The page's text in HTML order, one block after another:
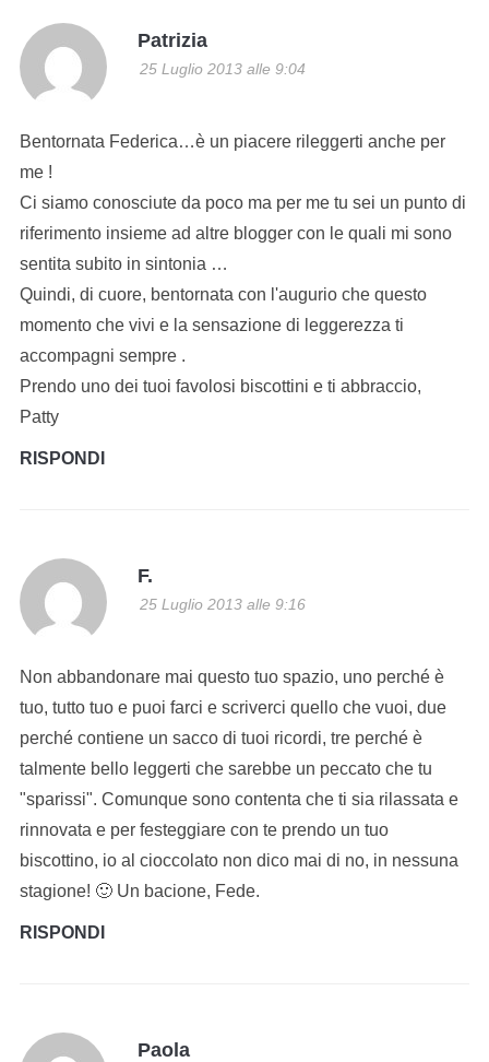
Patrizia
25 Luglio 2013 alle 9:04
Bentornata Federica…è un piacere rileggerti anche per
me !
Ci siamo conosciute da poco ma per me tu sei un punto di
riferimento insieme ad altre blogger con le quali mi sono
sentita subito in sintonia …
Quindi, di cuore, bentornata con l'augurio che questo
momento che vivi e la sensazione di leggerezza ti
accompagni sempre .
Prendo uno dei tuoi favolosi biscottini e ti abbraccio,
Patty
RISPONDI
F.
25 Luglio 2013 alle 9:16
Non abbandonare mai questo tuo spazio, uno perché è
tuo, tutto tuo e puoi farci e scriverci quello che vuoi, due
perché contiene un sacco di tuoi ricordi, tre perché è
talmente bello leggerti che sarebbe un peccato che tu
"sparissi". Comunque sono contenta che ti sia rilassata e
rinnovata e per festeggiare con te prendo un tuo
biscottino, io al cioccolato non dico mai di no, in nessuna
stagione! 🙂 Un bacione, Fede.
RISPONDI
Paola